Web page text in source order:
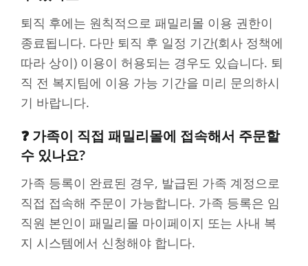
퇴직 후에는 원칙적으로 패밀리몰 이용 권한이
종료됩니다. 다만 퇴직 후 일정 기간(회사 정책에
따라 상이) 이용이 허용되는 경우도 있습니다. 퇴
직 전 복지팀에 이용 가능 기간을 미리 문의하시
기 바랍니다.
❓ 가족이 직접 패밀리몰에 접속해서 주문할
수 있나요?
가족 등록이 완료된 경우, 발급된 가족 계정으로
직접 접속해 주문이 가능합니다. 가족 등록은 임
직원 본인이 패밀리몰 마이페이지 또는 사내 복
지 시스템에서 신청해야 합니다.